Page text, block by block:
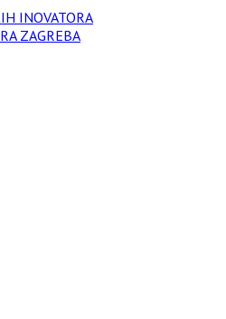
INOVATORA
ZAGREBA